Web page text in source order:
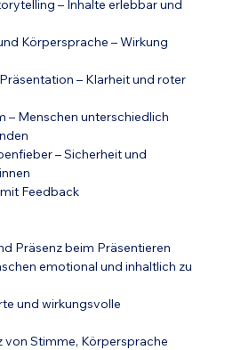
– Inhalte erlebbar und
Körpersprache – Wirkung
– Klarheit und roter
– Menschen unterschiedlich
– Sicherheit und
Feedback
Präsenz beim Präsentieren
emotional und inhaltlich zu
und wirkungsvolle
von Stimme, Körpersprache